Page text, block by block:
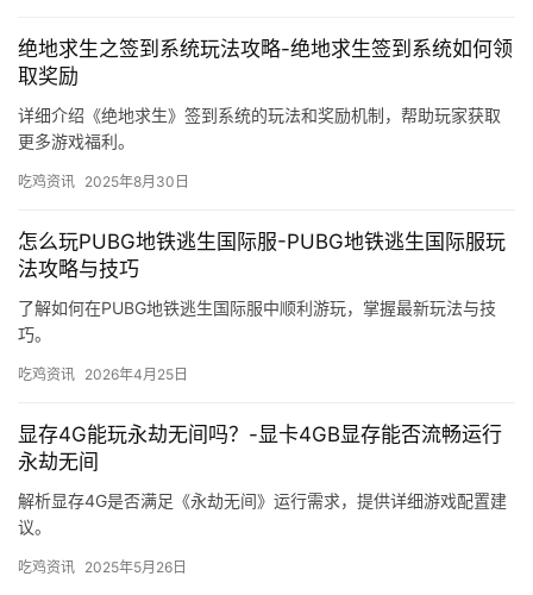
绝地求生之签到系统玩法攻略-绝地求生签到系统如何领
取奖励
详细介绍《绝地求生》签到系统的玩法和奖励机制，帮助玩家获取
更多游戏福利。
吃鸡资讯 2025年8月30日
怎么玩PUBG地铁逃生国际服-PUBG地铁逃生国际服玩
法攻略与技巧
了解如何在PUBG地铁逃生国际服中顺利游玩，掌握最新玩法与技
巧。
吃鸡资讯 2026年4月25日
显存4G能玩永劫无间吗？-显卡4GB显存能否流畅运行
永劫无间
解析显存4G是否满足《永劫无间》运行需求，提供详细游戏配置建
议。
吃鸡资讯 2025年5月26日